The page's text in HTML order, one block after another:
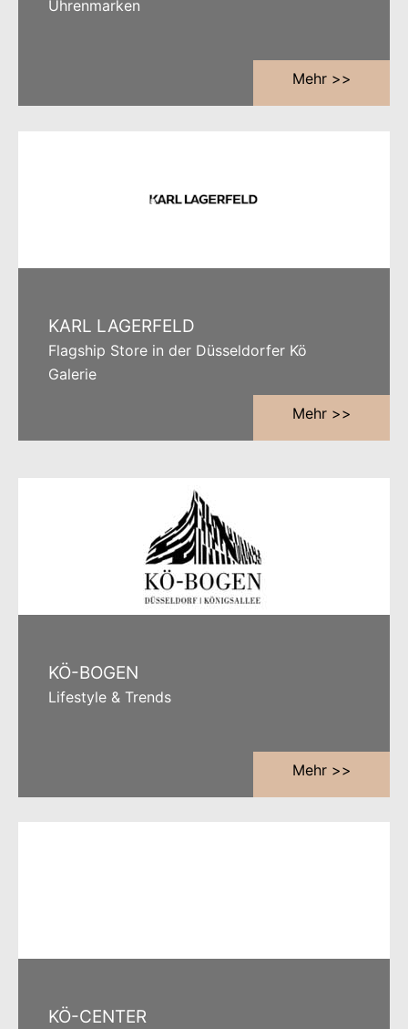
Uhrenmarken
Mehr >>
KARL LAGERFELD
Flagship Store in der Düsseldorfer Kö
Galerie
Mehr >>
KÖ-BOGEN
Lifestyle & Trends
Mehr >>
KÖ-CENTER